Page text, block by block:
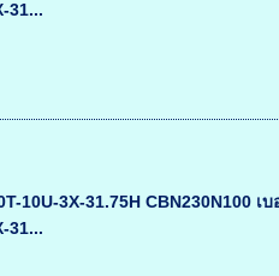
31...
3X-31.75H CBN230N100 เบ
31...